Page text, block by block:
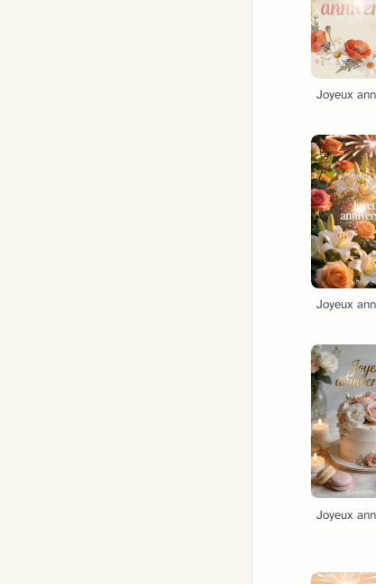
Joyeux
Joyeux
Joyeux